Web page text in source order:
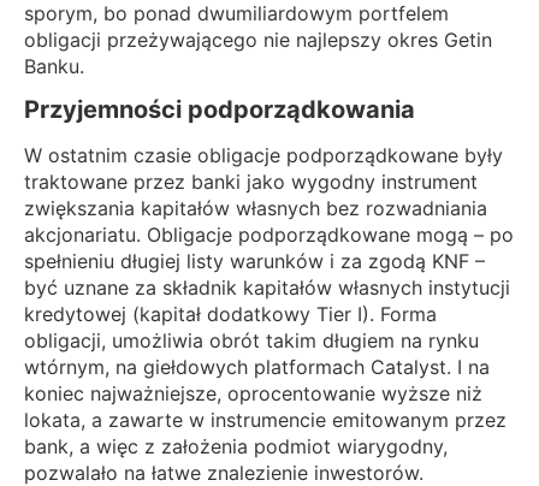
sporym, bo ponad dwumiliardowym portfelem
obligacji przeżywającego nie najlepszy okres Getin
Banku.
Przyjemności podporządkowania
W ostatnim czasie obligacje podporządkowane były
traktowane przez banki jako wygodny instrument
zwiększania kapitałów własnych bez rozwadniania
akcjonariatu. Obligacje podporządkowane mogą – po
spełnieniu długiej listy warunków i za zgodą KNF –
być uznane za składnik kapitałów własnych instytucji
kredytowej (kapitał dodatkowy Tier I). Forma
obligacji, umożliwia obrót takim długiem na rynku
wtórnym, na giełdowych platformach Catalyst. I na
koniec najważniejsze, oprocentowanie wyższe niż
lokata, a zawarte w instrumencie emitowanym przez
bank, a więc z założenia podmiot wiarygodny,
pozwalało na łatwe znalezienie inwestorów.